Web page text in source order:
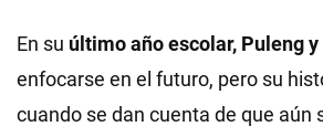
En su último año escolar, Puleng
enfocarse en el futuro, pero su
cuando se dan cuenta de que aún